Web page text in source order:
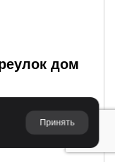
дом
Принять